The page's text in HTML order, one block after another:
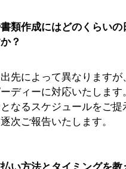
類作成にはどのくらいの
？
先によって異なりますが
ディーに対応いたします
なるスケジュールをご提
次ご報告いたします。